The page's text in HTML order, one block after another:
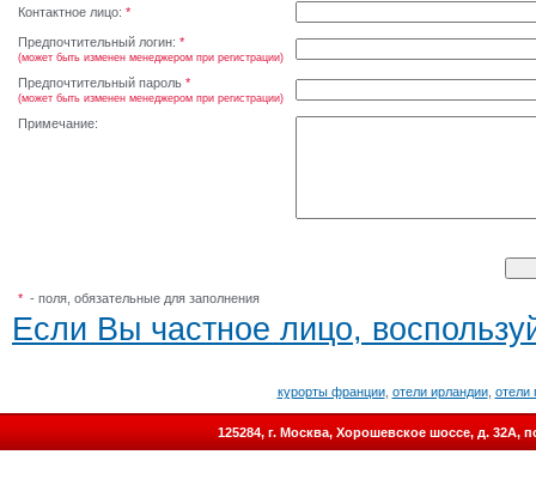
Контактное лицо: *
Предпочтительный логин: *
(может быть изменен менеджером при регистрации)
Предпочтительный пароль *
(может быть изменен менеджером при регистрации)
Примечание:
* - поля, обязательные для заполнения
Если Вы частное лицо,
курорты франции, отели ирландии, отели
125284, г. Москва, Хорошевское шоссе, д.